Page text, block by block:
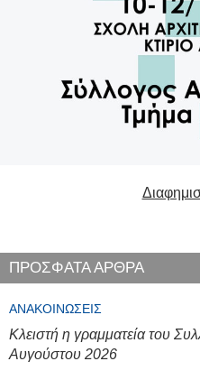
ΠΡΟΣΦΑΤΑ ΑΡΘΡΑ
ΑΝΑΚΟΙΝΏΣΕΙΣ
Κλειστή η γραμματεία του
Αυγούστου 2026